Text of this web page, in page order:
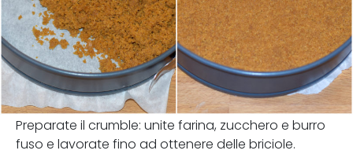
Preparate il crumble: unite farina, zucchero e burro
fuso e lavorate fino ad ottenere delle briciole.